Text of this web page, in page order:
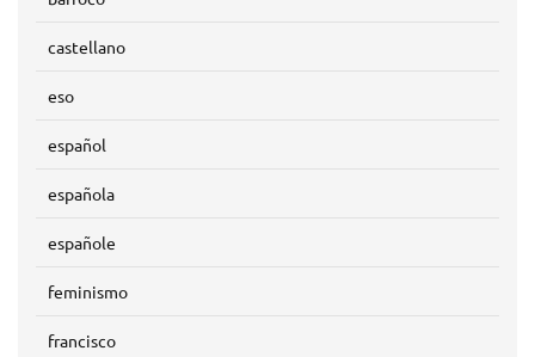
castellano
eso
español
española
españole
feminismo
francisco